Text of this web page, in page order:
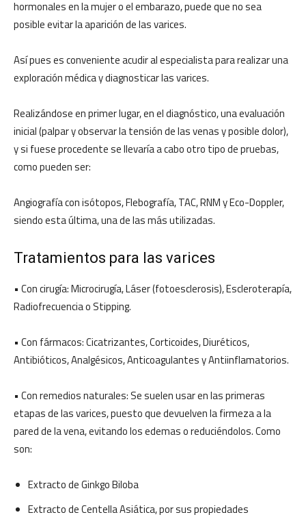
hormonales en la mujer o el embarazo, puede que no sea
posible evitar la aparición de las varices.
Así pues es conveniente acudir al especialista para realizar una
exploración médica y diagnosticar las varices.
Realizándose en primer lugar, en el diagnóstico, una evaluación
inicial (palpar y observar la tensión de las venas y posible dolor),
y si fuese procedente se llevaría a cabo otro tipo de pruebas,
como pueden ser:
Angiografía con isótopos, Flebografía, TAC, RNM y Eco-Doppler,
siendo esta última, una de las más utilizadas.
Tratamientos para las varices
• Con cirugía: Microcirugía, Láser (fotoesclerosis), Escleroterapía,
Radiofrecuencia o Stipping.
• Con fármacos: Cicatrizantes, Corticoides, Diuréticos,
Antibióticos, Analgésicos, Anticoagulantes y Antiinflamatorios.
• Con remedios naturales: Se suelen usar en las primeras
etapas de las varices, puesto que devuelven la firmeza a la
pared de la vena, evitando los edemas o reduciéndolos. Como
son:
Extracto de Ginkgo Biloba
Extracto de Centella Asiática, por sus propiedades